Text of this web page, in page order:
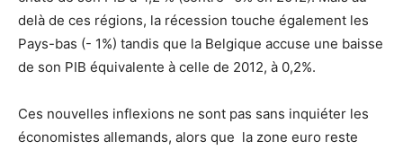
delà de ces régions, la récession touche également les
Pays-bas (- 1%) tandis que la Belgique accuse une baisse
de son PIB équivalente à celle de 2012, à 0,2%.
Ces nouvelles inflexions ne sont pas sans inquiéter les
économistes allemands, alors que la zone euro reste